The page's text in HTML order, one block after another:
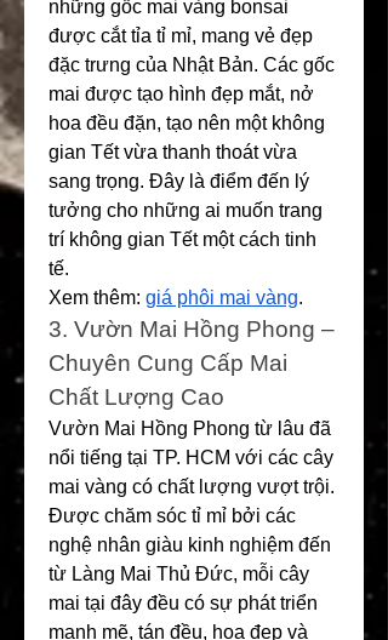
những gốc mai vàng bonsai
được cắt tỉa tỉ mỉ, mang vẻ đẹp
đặc trưng của Nhật Bản. Các gốc
mai được tạo hình đẹp mắt, nở
hoa đều đặn, tạo nên một không
gian Tết vừa thanh thoát vừa
sang trọng. Đây là điểm đến lý
tưởng cho những ai muốn trang
trí không gian Tết một cách tinh
tế.
Xem thêm: giá phôi mai vàng.
3. Vườn Mai Hồng Phong –
Chuyên Cung Cấp Mai
Chất Lượng Cao
Vườn Mai Hồng Phong từ lâu đã
nổi tiếng tại TP. HCM với các cây
mai vàng có chất lượng vượt trội.
Được chăm sóc tỉ mỉ bởi các
nghệ nhân giàu kinh nghiệm đến
từ Làng Mai Thủ Đức, mỗi cây
mai tại đây đều có sự phát triển
mạnh mẽ, tán đều, hoa đẹp và